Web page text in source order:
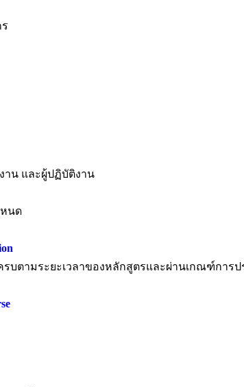
น และผู้ปฏิบัติงาน
นด
บตามระยะเวลาของหลักสูตรและผ่านเกณฑ์การป